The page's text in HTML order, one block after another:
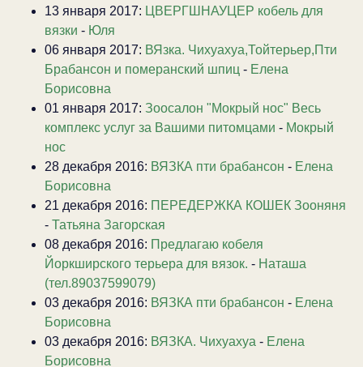
13 января 2017: ЦВЕРГШНАУЦЕР кобель для
вязки - Юля
06 января 2017: ВЯзка. Чихуахуа,Тойтерьер,Пти
Брабансон и померанский шпиц - Елена
Борисовна
01 января 2017: Зоосалон "Мокрый нос" Весь
комплекс услуг за Вашими питомцами - Мокрый
нос
28 декабря 2016: ВЯЗКА пти брабансон - Елена
Борисовна
21 декабря 2016: ПЕРЕДЕРЖКА КОШЕК Зооняня
- Татьяна Загорская
08 декабря 2016: Предлагаю кобеля
Йоркширского терьера для вязок. - Наташа
(тел.89037599079)
03 декабря 2016: ВЯЗКА пти брабансон - Елена
Борисовна
03 декабря 2016: ВЯЗКА. Чихуахуа - Елена
Борисовна